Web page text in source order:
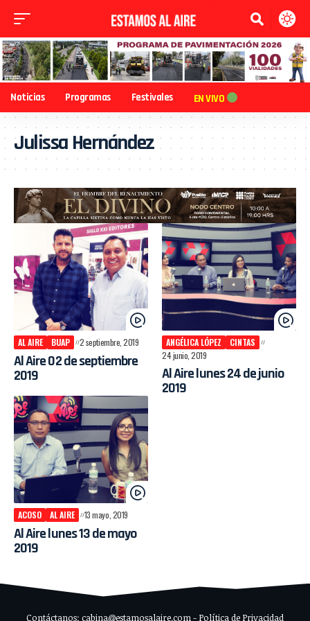
Noticias Programas Festivales EN VIVO
Julissa Hernández
AL AIRE BUAP 2 septiembre, 2019
Al Aire 02 de septiembre
2019
ANGÉLICA LÓPEZ
CINTAS
24 junio, 2019
Al Aire lunes 24 de junio
2019
ACOSO AL AIRE 13 mayo, 2019
Al Aire lunes 13 de mayo
2019
Contáctanos: cabina@estamosalaire.com - Política de Privacidad